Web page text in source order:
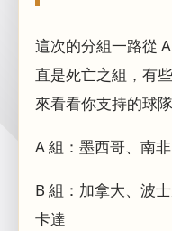
這次的分組一路從
直是死亡之組，有
來看看你支持的球
A 組：墨西哥、南
B 組：加拿大、波
卡達